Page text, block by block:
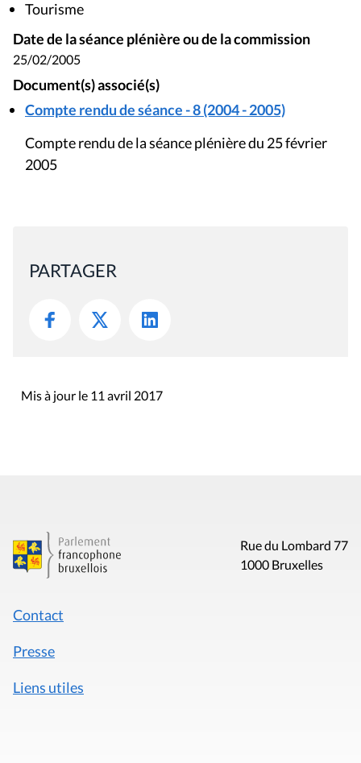
Tourisme
Date de la séance plénière ou de la commission
25/02/2005
Document(s) associé(s)
Compte rendu de séance - 8 (2004 - 2005)
Compte rendu de la séance plénière du 25 février
2005
PARTAGER
Mis à jour le 11 avril 2017
Rue du Lombard 77
1000 Bruxelles
Contact
Presse
Liens utiles